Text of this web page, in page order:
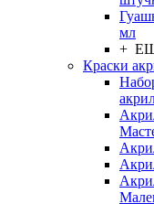
мл
+
Краски